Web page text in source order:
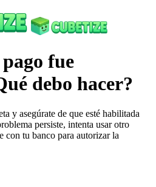
fue
debo hacer?
y asegúrate de que esté habilitada
persiste, intenta usar otro
con tu banco para autorizar la